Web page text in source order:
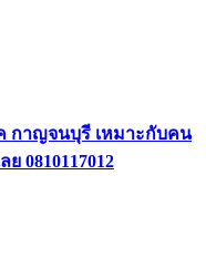
กาญจนบุรี เหมาะกับคน
0810117012